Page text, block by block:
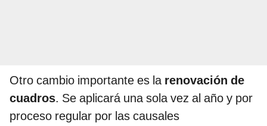
Otro cambio importante es la renovación de
cuadros. Se aplicará una sola vez al año y por
proceso regular por las causales